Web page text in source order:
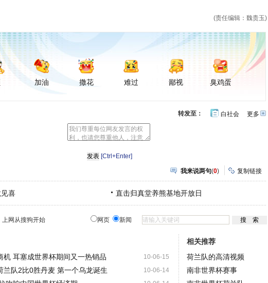
(责任编辑：魏贵玉)
加油 撒花 难过 鄙视 臭鸡蛋
更多开
转发至： 白社会
[Ctrl+Enter]
我来说两句(0) 复制链接
喜 直击归真堂养熊基地开放日
上网从搜狗开始 网页 新闻
10-06-15
机 耳塞成世界杯期间又一热销品
10-06-14
兰队2比0胜丹麦 第一个乌龙诞生
相关推荐
荷兰队的高清视频
南非世界杯赛事